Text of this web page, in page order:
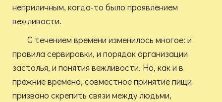
неприличным, когда-то было проявлением
вежливости.
С течением времени изменилось многое: и
правила сервировки, и порядок организации
застолья, и понятия вежливости. Но, как и в
прежние времена, совместное принятие пищи
призвано скрепить связи между людьми,